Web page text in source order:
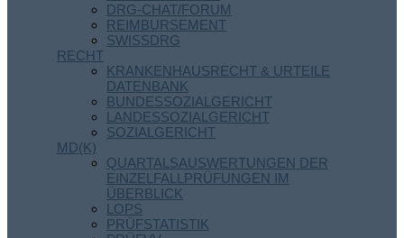
DRG-CHAT/FORUM
REIMBURSEMENT
SWISSDRG
RECHT
KRANKENHAUSRECHT & URTEILE
DATENBANK
BUNDESSOZIALGERICHT
LANDESSOZIALGERICHT
SOZIALGERICHT
MD(K)
QUARTALSAUSWERTUNGEN DER
EINZELFALLPRÜFUNGEN IM
ÜBERBLICK
LOPS
PRÜFSTATISTIK